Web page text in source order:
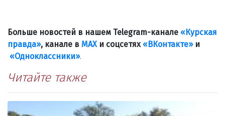
Больше новостей в нашем Telegram-канале «Курская
правда», канале в МАХ и соцсетях «ВКонтакте»и
«Одноклассники».
Читайте также